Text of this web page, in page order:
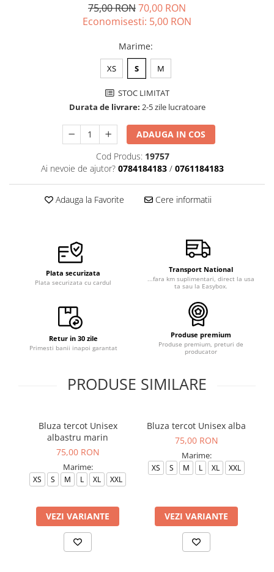
Tricouri de lucru
Saboti medicali
75,00 RON70,00 RON
Economisesti: 5,00 RON
Marime:
XS S M
STOC LIMITAT
Durata de livrare: 2-5 zile lucratoare
ADAUGA IN COS
Cod Produs: 19757
Ai nevoie de ajutor? 0784184183 / 0761184183
Adauga la Favorite Cere informatii
Plata securizata
Plata securizata cu cardul
Transport National
...fara km suplimentari, direct la usa
ta sau la Easybox.
Retur in 30 zile
Primesti banii inapoi garantat
Produse premium
Produse premium, preturi de
producator
PRODUSE SIMILARE
Bluza tercot Unisex
albastru marin
75,00 RON
Marime:
XS S M L XL XXL
VEZI VARIANTE
Bluza tercot Unisex alba
75,00 RON
Marime:
XS S M L XL XXL
VEZI VARIANTE